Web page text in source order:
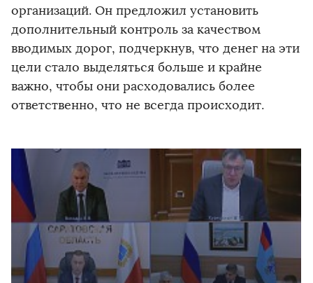
организаций. Он предложил установить
дополнительный контроль за качеством
вводимых дорог, подчеркнув, что денег на эти
цели стало выделяться больше и крайне
важно, чтобы они расходовались более
ответственно, что не всегда происходит.